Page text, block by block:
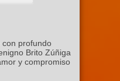
con profundo
Brito Zúñiga,
y compromiso